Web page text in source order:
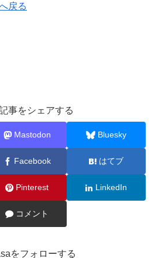
戻る
事をシェアする
Mastodon Bluesky
Facebook はてブ
Pinterest LinkedIn
コメント
をフォローする